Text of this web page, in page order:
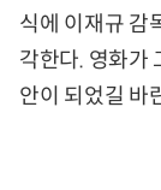
식에 이재규 감
각한다. 영화가
안이 되었길 바